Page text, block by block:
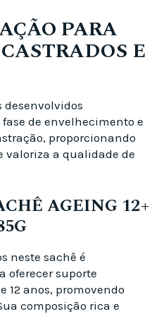
PARA
E
desenvolvidos
de envelhecimento e
proporcionando
a qualidade de
AGEING 12+
neste sachê é
oferecer suporte
anos, promovendo
composição rica e